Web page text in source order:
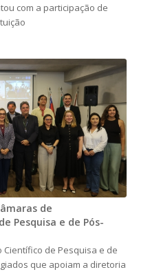
com a participação de
de
Pesquisa e de Pós-
de Pesquisa e de
que apoiam a diretoria